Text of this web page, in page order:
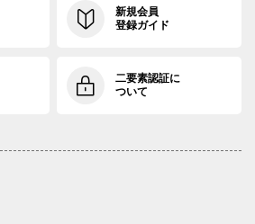
新規会員
登録ガイド
二要素認証に
ついて